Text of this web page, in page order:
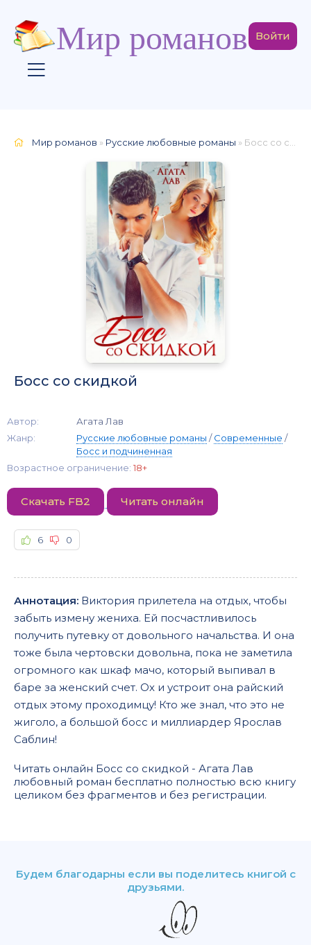
Мир романов Войти
Мир романов » Русские любовные романы » Босс со скидкой
Босс со скидкой
Автор:
Агата Лав
Жанр:
Русские любовные романы /Современные /
Босс и подчиненная
Возрастное ограничение: 18+
Скачать FB2 Читать онлайн
6 0
Аннотация: Виктория прилетела на отдых, чтобы
забыть измену жениха. Ей посчастливилось
получить путевку от довольного начальства. И она
тоже была чертовски довольна, пока не заметила
огромного как шкаф мачо, который выпивал в
баре за женский счет. Ох и устроит она райский
отдых этому проходимцу! Кто же знал, что это не
жиголо, а большой босс и миллиардер Ярослав
Саблин!
Читать онлайн Босс со скидкой - Агата Лав
любовный роман бесплатно полностью всю книгу
целиком без фрагментов и без регистрации.
Будем благодарны если вы поделитесь книгой с
друзьями.